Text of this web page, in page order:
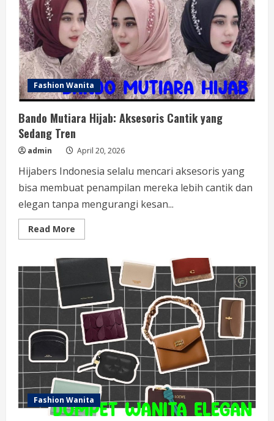
Fashion Wanita
Bando Mutiara Hijab: Aksesoris Cantik yang
Sedang Tren
admin April 20, 2026
Hijabers Indonesia selalu mencari aksesoris yang
bisa membuat penampilan mereka lebih cantik dan
elegan tanpa mengurangi kesan...
Read More
more
Mutiara
Aksesoris
Cantik
yang
Sedang
Tren
Fashion Wanita